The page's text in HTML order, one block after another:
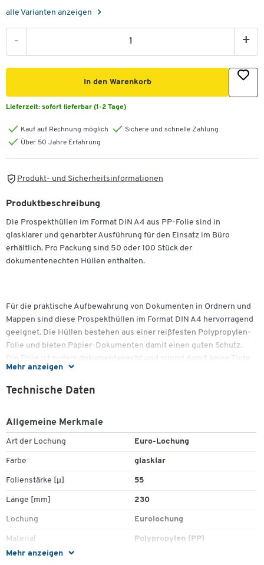
alle Varianten anzeigen
- +
In den Warenkorb
Lieferzeit: sofort lieferbar (1-2 Tage)
Kauf auf Rechnung möglich
Sichere und schnelle Zahlung
Über 50 Jahre Erfahrung
Produkt- und Sicherheitsinformationen
Mehr anzeigen
Produktbeschreibung
Die Prospekthüllen im Format DIN A4 aus PP-Folie sind in
glasklarer und genarbter Ausführung für den Einsatz im Büro
erhältlich. Pro Packung sind 50 oder 100 Stück der
dokumentenechten Hüllen enthalten.
Für die praktische Aufbewahrung von Dokumenten in Ordnern und
Mappen sind diese Prospekthüllen im Format DIN A4 hervorragend
geeignet. Die Hüllen bestehen aus einer reißfesten Polypropylen-
Folie und bieten Papier-Dokumenten damit einen guten Schutz.
Die Folie ist zudem dokumentenecht und nimmt damit keine Tinte
vom bedruckten Papier auf. Die Hüllen eignen sich somit auch für
die langfristige Aufbewahrung und die Archivierung.
Alle Folien besitzen eine Eurolochung und sind mit allen gängigen
Mappen und Ordnern kompatibel. Zudem hat der Hersteller an eine
Lochrandverstärkung gedacht, wodurch eine hohe Langlebigkeit
Weitere Details:
Mehr anzeigen
Technische Daten
Allgemeine Merkmale
Art der Lochung Euro-Lochung
Farbe glasklar
Folienstärke [µ] 55
Länge [mm] 230
Lochung Eurolochung
Material Polypropylen (PP)
Oberfläche